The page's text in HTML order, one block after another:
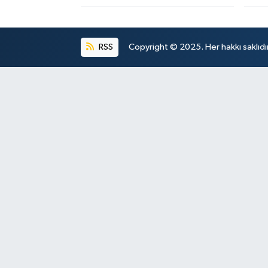
RSS Copyright © 2025. Her hakkı